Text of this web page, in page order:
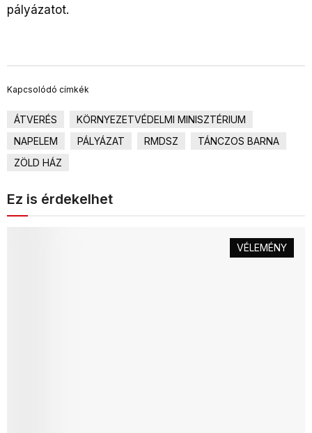
pályázatot.
Kapcsolódó címkék
ÁTVERÉS
KÖRNYEZETVÉDELMI MINISZTÉRIUM
NAPELEM
PÁLYÁZAT RMDSZ
TÁNCZOS BARNA
ZÖLD HÁZ
Ez is érdekelhet
VÉLEMÉNY